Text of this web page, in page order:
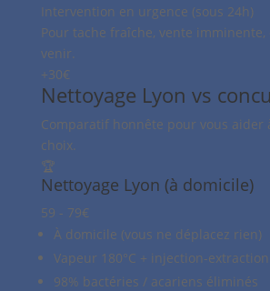
Intervention en urgence (sous 24h)
Pour tache fraîche, vente imminente,
venir.
+30€
Nettoyage Lyon vs
Comparatif honnête pour vous aider
choix.
🏆
Nettoyage Lyon (à domicile)
59 - 79€
À domicile (vous ne déplacez rien)
Vapeur 180°C + injection-extraction
98% bactéries / acariens éliminés